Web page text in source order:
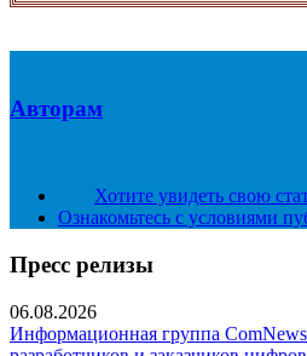
Авторам
Хотите увидеть свою
Ознакомьтесь с условиями
Пресс релизы
06.08.2026
Информационная группа